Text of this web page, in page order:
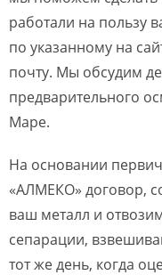
работали на пользу
по указанному на
почту. Мы обсудим
предварительного
Маре.
На основании
«АЛМЕКО» договор,
ваш металл и
сепарации,
тот же день, когда